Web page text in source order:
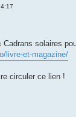
Cadrans solaires
livre-et-magazine/
circuler ce lien !